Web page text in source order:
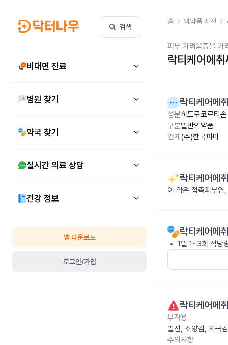
검색
비대면 진료
병원 찾기
약국 찾기
실시간 의료 상담
건강 정보
앱 다운로드
로그인/가입
홈 의약품 사전
피부 가려움증을 가
락티케어에
락티케어에
성분히드로코르티
구분일반의약품
업체 (주)한국파마
락티케어에
이 약은 접촉피부염
락티케어에
1일 1~3회 적당
락티케어에
부작용
발진, 소양감, 자극
주의사항